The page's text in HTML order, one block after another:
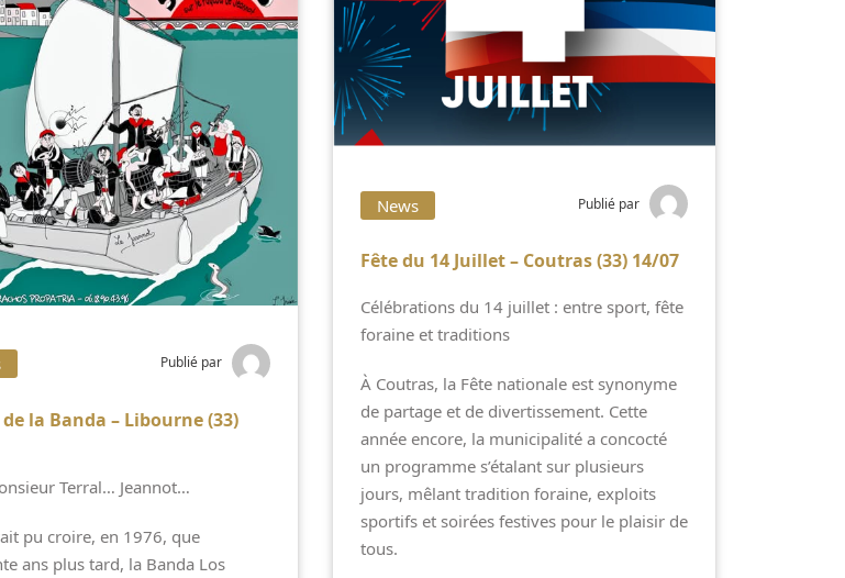
Publié par
la Banda – Libourne (33)
Terral… Jeannot…
pu croire, en 1976, que
ans plus tard, la Banda Los
News Publié par
Fête du 14 Juillet – Coutras (33) 14/07
Célébrations du 14 juillet : entre sport, fête
foraine et traditions
À Coutras, la Fête nationale est synonyme
de partage et de divertissement. Cette
année encore, la municipalité a concocté
un programme s’étalant sur plusieurs
jours, mêlant tradition foraine, exploits
sportifs et soirées festives pour le plaisir de
tous.